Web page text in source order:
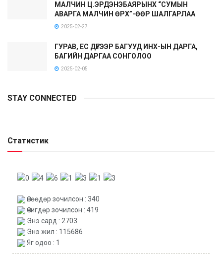
МАЛЧИН Ц.ЭРДЭНЭБАЯРЫНХ “СУМЫН
АВАРГА МАЛЧИН ӨРХ”-ӨӨР ШАЛГАРЛАА
2025-02-27
ГУРАВ, ЕС ДҮГЭЭР БАГУУД ИНХ-ЫН ДАРГА,
БАГИЙН ДАРГАА СОНГОЛОО
2025-02-05
STAY CONNECTED
Статистик
Өнөөдөр зочилсон : 340
Өчигдөр зочилсон : 419
Энэ сард : 2703
Энэ жил : 115686
Яг одоо : 1